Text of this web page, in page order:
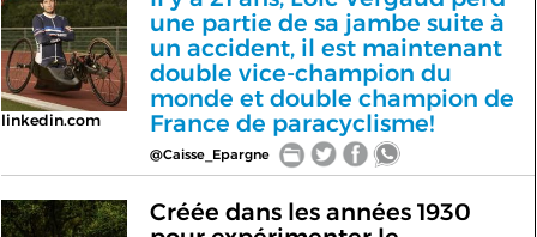
linkedin.com
une partie de sa jambe suite à
un accident, il est maintenant
double vice-champion du
monde et double champion de
France de paracyclisme!
@Caisse_Epargne
Créée dans les années 1930